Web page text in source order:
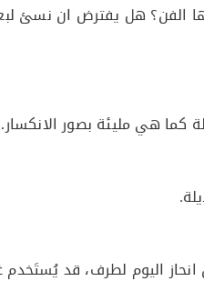
الفن؟ هل يفترض ان نسئ
كما هي مليئة بصور الانكسار.
انحاز اليوم لطرف، قد